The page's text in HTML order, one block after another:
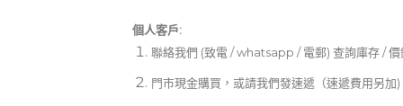
個人客戶:
聯絡我們 (致電 / whatsapp / 電郵) 查詢庫存 / 價
門市現金購買，或請我們發速遞（速遞費用另加)